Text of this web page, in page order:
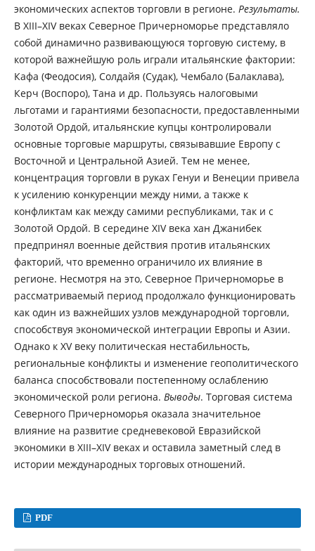
экономических аспектов торговли в регионе. Результаты.
В XIII–XIV веках Северное Причерноморье представляло
собой динамично развивающуюся торговую систему, в
которой важнейшую роль играли итальянские фактории:
Кафа (Феодосия), Солдайя (Судак), Чембало (Балаклава),
Керч (Воспоро), Тана и др. Пользуясь налоговыми
льготами и гарантиями безопасности, предоставленными
Золотой Ордой, итальянские купцы контролировали
основные торговые маршруты, связывавшие Европу с
Восточной и Центральной Азией. Тем не менее,
концентрация торговли в руках Генуи и Венеции привела
к усилению конкуренции между ними, а также к
конфликтам как между самими республиками, так и с
Золотой Ордой. В середине XIV века хан Джанибек
предпринял военные действия против итальянских
факторий, что временно ограничило их влияние в
регионе. Несмотря на это, Северное Причерноморье в
рассматриваемый период продолжало функционировать
как один из важнейших узлов международной торговли,
способствуя экономической интеграции Европы и Азии.
Однако к XV веку политическая нестабильность,
региональные конфликты и изменение геополитического
баланса способствовали постепенному ослаблению
экономической роли региона. Выводы. Торговая система
Северного Причерноморья оказала значительное
влияние на развитие средневековой Евразийской
экономики в XIII–XIV веках и оставила заметный след в
истории международных торговых отношений.
PDF